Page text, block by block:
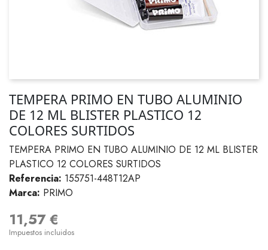
TEMPERA PRIMO EN TUBO ALUMINIO
DE 12 ML BLISTER PLASTICO 12
COLORES SURTIDOS
TEMPERA PRIMO EN TUBO ALUMINIO DE 12 ML BLISTER
PLASTICO 12 COLORES SURTIDOS
Referencia: 155751-448T12AP
Marca: PRIMO
11,57 €
Impuestos incluidos